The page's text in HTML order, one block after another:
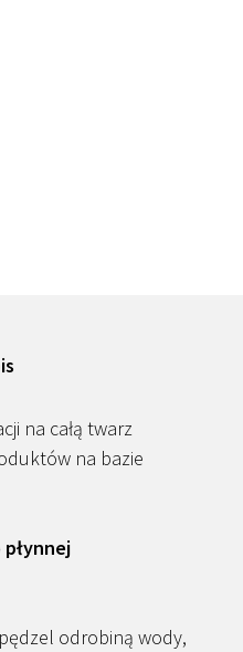
na całą twarz
na bazie
płynnej
odrobiną wody,